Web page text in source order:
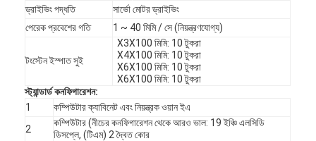
বাড়ি
পণ্য
ড্রাইভিং পদ্ধতি
সার্ভো মোটর ড্রাইভিং
পেরেক প্রবেশের গতি
1 ~ 40 মিমি / সে (নিয়ন্ত্রণযোগ্য)
টংস্টেন ইস্পাত সুই
X3X100 মিমি: 10 টুকরা
X4X100 মিমি: 10 টুকরা
X6X100 মিমি: 10 টুকরা
X6X100 মিমি: 10 টুকরা
স্ট্যান্ডার্ড কনফিগারেশন:
1
কম্পিউটার ক্যাবিনেট এবং নিয়ন্ত্রক ওয়ান ইএ
2
কম্পিউটার (নীচের কনফিগারেশন থেকে আরও ভাল: 19 ইঞ্চি এলসিডি
ডিসপ্লে, (টিএম) 2 দ্বৈত কোর